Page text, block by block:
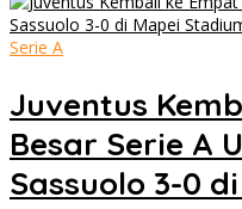
Serie A
Juventus
Besar Serie A
Sassuolo 3-0